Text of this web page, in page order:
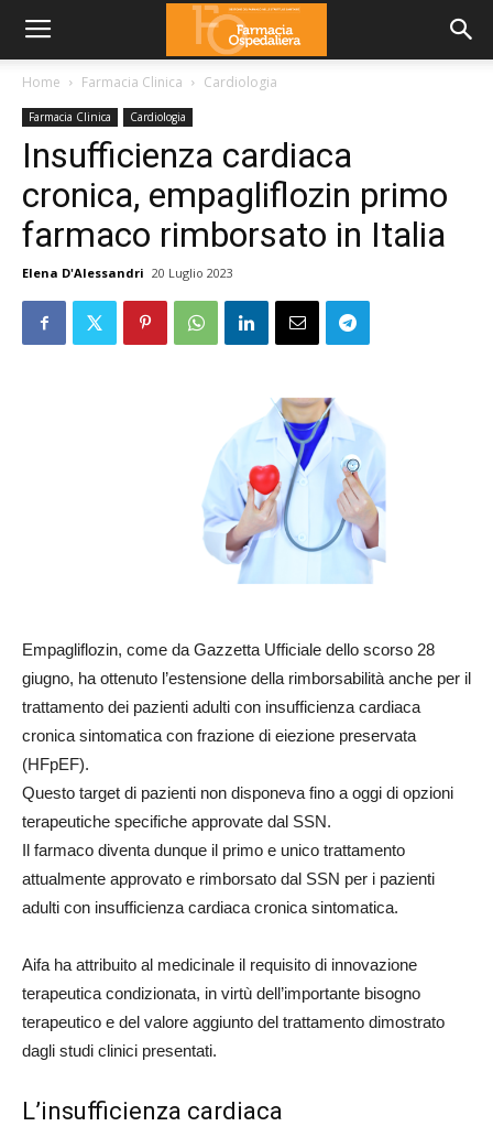
Home Farmacia Clinica Cardiologia
Farmacia Clinica Cardiologia
Insufficienza cardiaca
cronica, empagliflozin primo
farmaco rimborsato in Italia
Elena D'Alessandri 20 Luglio 2023
Empagliflozin, come da Gazzetta Ufficiale dello scorso 28
giugno, ha ottenuto l’estensione della rimborsabilità anche per il
trattamento dei pazienti adulti con insufficienza cardiaca
cronica sintomatica con frazione di eiezione preservata
(HFpEF).
Questo target di pazienti non disponeva fino a oggi di opzioni
terapeutiche specifiche approvate dal SSN.
Il farmaco diventa dunque il primo e unico trattamento
attualmente approvato e rimborsato dal SSN per i pazienti
adulti con insufficienza cardiaca cronica sintomatica.
Aifa ha attribuito al medicinale il requisito di innovazione
terapeutica condizionata, in virtù dell’importante bisogno
terapeutico e del valore aggiunto del trattamento dimostrato
dagli studi clinici presentati.
L’insufficienza cardiaca